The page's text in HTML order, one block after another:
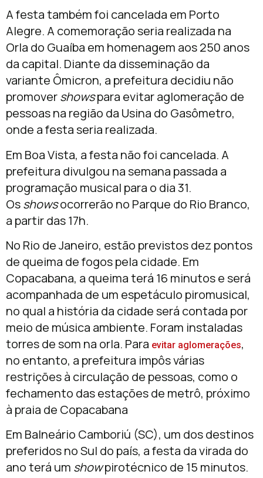
A festa também foi cancelada em Porto
Alegre. A comemoração seria realizada na
Orla do Guaíba em homenagem aos 250 anos
da capital. Diante da disseminação da
variante Ômicron, a prefeitura decidiu não
promovershowspara evitar aglomeração de
pessoas na região da Usina do Gasômetro,
onde a festa seria realizada.
Em Boa Vista, a festa não foi cancelada. A
prefeitura divulgou na semana passada a
programação musical para o dia 31.
Osshowsocorrerão no Parque do Rio Branco,
a partir das 17h.
No Rio de Janeiro, estão previstos dez pontos
de queima de fogos pela cidade. Em
Copacabana, a queima terá 16 minutos e será
acompanhada de um espetáculo piromusical,
no qual a história da cidade será contada por
meio de música ambiente. Foram instaladas
torres de som na orla. Para evitar aglomerações,
no entanto, a prefeitura impôs várias
restrições à circulação de pessoas, como o
fechamento das estações de metrô, próximo
à praia de Copacabana
Em Balneário Camboriú (SC), um dos destinos
preferidos no Sul do país, a festa da virada do
ano terá um showpirotécnico de 15 minutos.